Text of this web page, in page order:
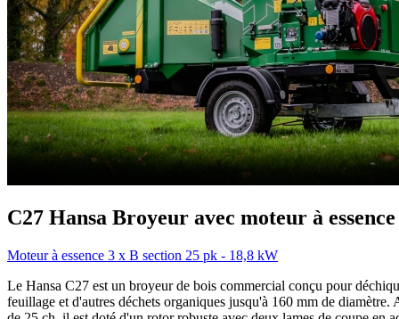
C27 Hansa Broyeur avec moteur à
Moteur à essence 3 x B section 25 pk - 18,8 kW
Le Hansa C27 est un broyeur de bois commercial conçu pour
feuillage et d'autres déchets organiques jusqu'à 160 mm de